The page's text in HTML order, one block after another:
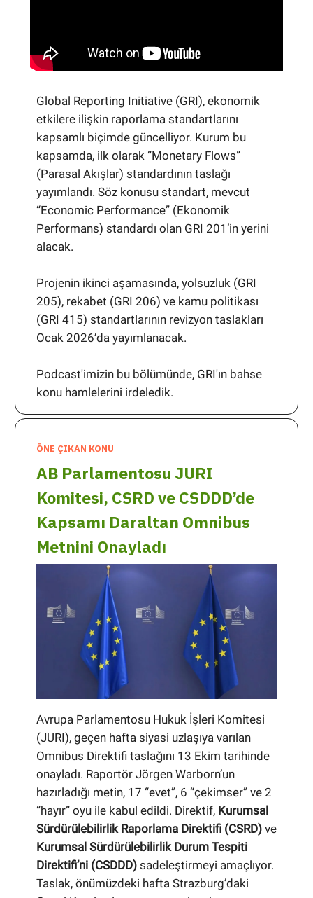
Global Reporting Initiative (GRI), ekonomik
etkilere ilişkin raporlama standartlarını
kapsamlı biçimde güncelliyor. Kurum bu
kapsamda, ilk olarak “Monetary Flows”
(Parasal Akışlar) standardının taslağı
yayımlandı. Söz konusu standart, mevcut
“Economic Performance” (Ekonomik
Performans) standardı olan GRI 201’in yerini
alacak.
Projenin ikinci aşamasında, yolsuzluk (GRI
205), rekabet (GRI 206) ve kamu politikası
(GRI 415) standartlarının revizyon taslakları
Ocak 2026’da yayımlanacak.
Podcast'imizin bu bölümünde, GRI'ın bahse
konu hamlelerini irdeledik.
ÖNE ÇIKAN KONU
AB Parlamentosu JURI
Komitesi, CSRD ve CSDDD’de
Kapsamı Daraltan Omnibus
Metnini Onayladı
Avrupa Parlamentosu Hukuk İşleri Komitesi
(JURI), geçen hafta siyasi uzlaşıya varılan
Omnibus Direktifi taslağını 13 Ekim tarihinde
onayladı. Raportör Jörgen Warborn’un
hazırladığı metin, 17 “evet”, 6 “çekimser” ve 2
“hayır” oyu ile kabul edildi. Direktif, Kurumsal
Sürdürülebilirlik Raporlama Direktifi (CSRD) ve
Kurumsal Sürdürülebilirlik Durum Tespiti
Direktifi’ni (CSDDD) sadeleştirmeyi amaçlıyor.
Taslak, önümüzdeki hafta Strazburg’daki